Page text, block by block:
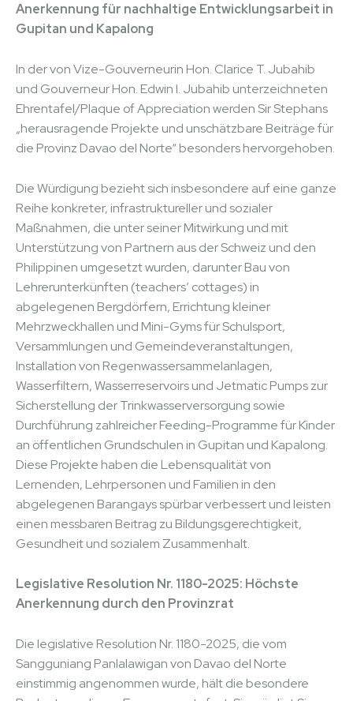
Anerkennung für nachhaltige Entwicklungsarbeit in
Gupitan und Kapalong
In der von Vize-Gouverneurin Hon. Clarice T. Jubahib
und Gouverneur Hon. Edwin I. Jubahib unterzeichneten
Ehrentafel/Plaque of Appreciation werden Sir Stephans
„herausragende Projekte und unschätzbare Beiträge für
die Provinz Davao del Norte“ besonders hervorgehoben.
Die Würdigung bezieht sich insbesondere auf eine ganze
Reihe konkreter, infrastruktureller und sozialer
Maßnahmen, die unter seiner Mitwirkung und mit
Unterstützung von Partnern aus der Schweiz und den
Philippinen umgesetzt wurden, darunter Bau von
Lehrerunterkünften (teachers’ cottages) in
abgelegenen Bergdörfern, Errichtung kleiner
Mehrzweckhallen und Mini-Gyms für Schulsport,
Versammlungen und Gemeindeveranstaltungen,
Installation von Regenwassersammelanlagen,
Wasserfiltern, Wasserreservoirs und Jetmatic Pumps zur
Sicherstellung der Trinkwasserversorgung sowie
Durchführung zahlreicher Feeding-Programme für Kinder
an öffentlichen Grundschulen in Gupitan und Kapalong.
Diese Projekte haben die Lebensqualität von
Lernenden, Lehrpersonen und Familien in den
abgelegenen Barangays spürbar verbessert und leisten
einen messbaren Beitrag zu Bildungsgerechtigkeit,
Gesundheit und sozialem Zusammenhalt.
Legislative Resolution Nr. 1180-2025: Höchste
Anerkennung durch den Provinzrat
Die legislative Resolution Nr. 1180-2025, die vom
Sangguniang Panlalawigan von Davao del Norte
einstimmig angenommen wurde, hält die besondere